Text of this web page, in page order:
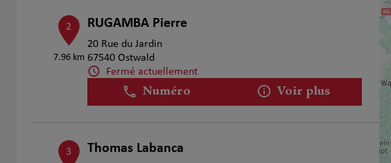
2
7.96 km
RUGAMBA Pierre
20 Rue du Jardin
67540 Ostwald
Fermé actuellement
Numéro Voir plus
3 Thomas Labanca